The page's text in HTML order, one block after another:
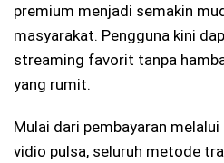
premium menjadi semakin
masyarakat. Pengguna kini
streaming favorit tanpa
yang rumit.
Mulai dari pembayaran
vidio pulsa, seluruh metode